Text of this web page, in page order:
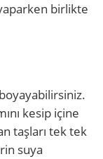
birlikte
kesip içine
taşları tek tek
suya